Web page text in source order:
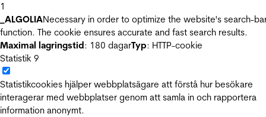
1
_ALGOLIANecessary in order to optimize the website's search-
function. The cookie ensures accurate and fast search results.
Maximal lagringstid: 180 dagarTyp: HTTP-cookie
Statistik 9
Statistikcookies hjälper webbplatsägare att förstå hur besökare
interagerar med webbplatser genom att samla in och rapportera
information anonymt.